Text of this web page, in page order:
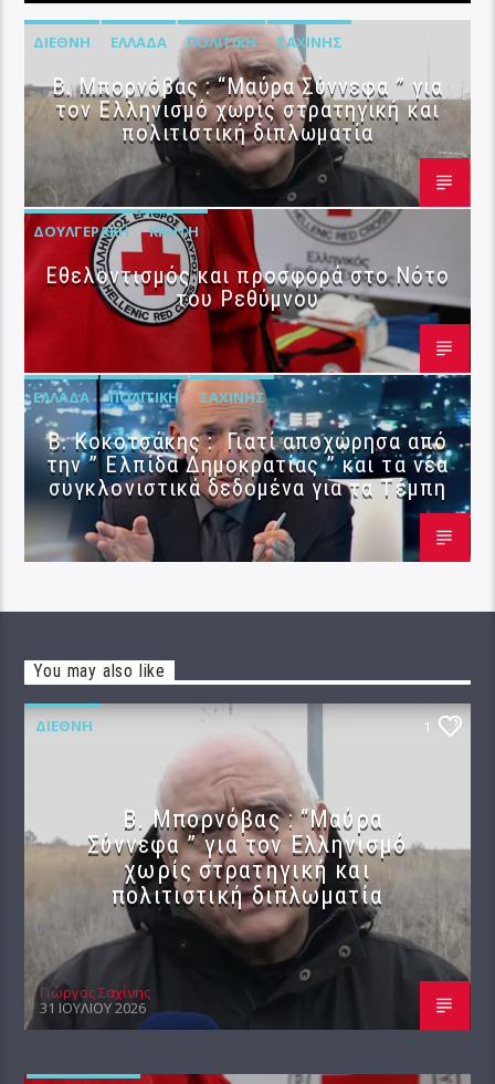
ΔΙΕΘΝΉ ΕΛΛΆΔΑ ΠΟΛΙΤΙΚΉ ΣΑΧΊΝΗΣ
B. Μπορνόβας : “Μαύρα Σύννεφα ” για
τον Ελληνισμό χωρίς στρατηγική και
πολιτιστική διπλωματία
ΔΟΥΛΓΕΡΆΚΗ ΚΡΉΤΗ
Εθελοντισμός και προσφορά στο Νότο
του Ρεθύμνου
ΕΛΛΆΔΑ ΠΟΛΙΤΙΚΉ ΣΑΧΊΝΗΣ
Β. Κοκοτσάκης : Γιατί αποχώρησα από
την ” Ελπίδα Δημοκρατίας ” και τα νέα
συγκλονιστικά δεδομένα για τα Τέμπη
You may also like
ΔΙΕΘΝΉ 1
B. Μπορνόβας : “Μαύρα
Σύννεφα ” για τον Ελληνισμό
χωρίς στρατηγική και
πολιτιστική διπλωματία
Γιώργος Σαχίνης
31 ΙΟΥΛΊΟΥ 2026